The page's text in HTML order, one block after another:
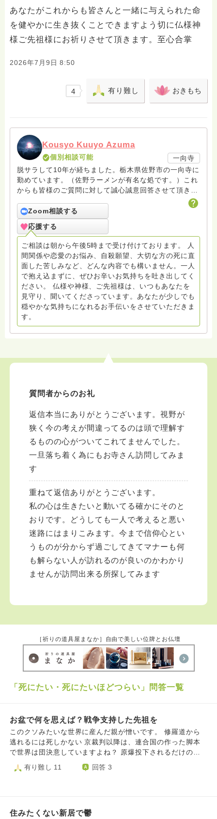
あなたがこれからも皆さんと一緒に与えられた命
を健やかに生き抜くことできますよう切に仏様神
様ご先祖様にお祈りさせて頂きます。至心合掌
2026年7月9日 8:50
4 有り難し おきもち
Kousyo Kuuyo Azuma
個別相談可能
一向寺
脱サラして10年が経ちました。栃木県佐野市の一向寺に
勤めています。（佐野ラーメンが有名な処です。）これ
からも皆様のご質問に対して誠心誠意回答させて頂きた
いと存じます。まだまだ修行中の身ですので至らぬ点あ
ろうかとは存じますが共に精進して参りましょうね。お
寺にもお気軽に遊びに来てください。
Zoom相談する
応援する
ご相談は朝から午後5時まで受け付けております。 人
間関係や恋愛のお悩み、自殺願望、大切な方の死に直
面した苦しみなど、どんな内容でも構いません。一人
で抱え込まずに、ぜひお辛いお気持ちを吐き出してく
ださい。 仏様や神様、ご先祖様は、いつもあなたを
見守り、聞いてくださっています。あなたが少しでも
穏やかな気持ちになれるお手伝いをさせていただきま
す。
質問者からのお礼
返信本当にありがとうございます。視野が
狭く今の考えが間違ってるのは頭で理解す
るものの心がついてこれてませんでした。
一旦落ち着く為にもお寺さん訪問してみま
す
重ねて返信ありがとうございます。
私の心は生きたいと動いてる確かにそのと
おりです。どうしても一人で考えると悪い
迷路にはまりこみます。今まで信仰心とい
うものが分からず過ごしてきてマナーも何
も解らない人が訪れるのが良いのかわかり
ませんが訪問出来る所探してみます
［祈りの道具屋まなか］自由で美しい位牌とお仏壇
「死にたい・死にたいほどつらい」問答一覧
お盆で何を思えば？戦争支持した先祖を
このクソみたいな世界に産んだ親が憎いです。 修羅道から
逃れるには死しかない 京裁判以降は、連合国の作った脚本
で世界は団決意していますよね？ 原爆投下されるだけの事
をしたんだからしょうがない。 核二発じゃ足りなかった、
今でも海外の掲示板を覗くと書き込まれています。 正直こ
が各地で荒らしまわったことを日本軍のせいにされているわ
有り難し 11 回答 3
住みたくない新居で鬱